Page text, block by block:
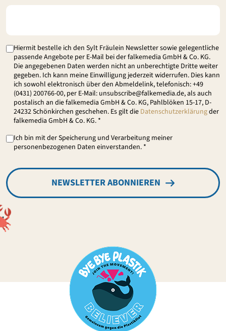
Hiermit bestelle ich den Sylt Fräulein Newsletter sowie gelegentliche
passende Angebote per E-Mail bei der falkemedia GmbH & Co. KG.
Die angegebenen Daten werden nicht an unberechtigte Dritte weiter
gegeben. Ich kann meine Einwilligung jederzeit widerrufen. Dies kann
ich sowohl elektronisch über den Abmeldelink, telefonisch: +49
(0431) 200766-00, per E-Mail: unsubscribe@falkemedia.de, als auch
postalisch an die falkemedia GmbH & Co. KG, Pahlblöken 15-17, D-
24232 Schönkirchen geschehen. Es gilt die Datenschutzerklärungder
falkemedia GmbH & Co. KG. *
Ich bin mit der Speicherung und Verarbeitung meiner
personenbezogenen Daten einverstanden. *
NEWSLETTER ABONNIEREN